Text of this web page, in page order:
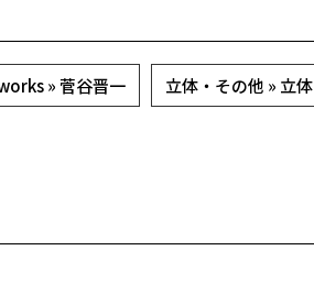
» 菅谷晋一 立体・その他 » 立体